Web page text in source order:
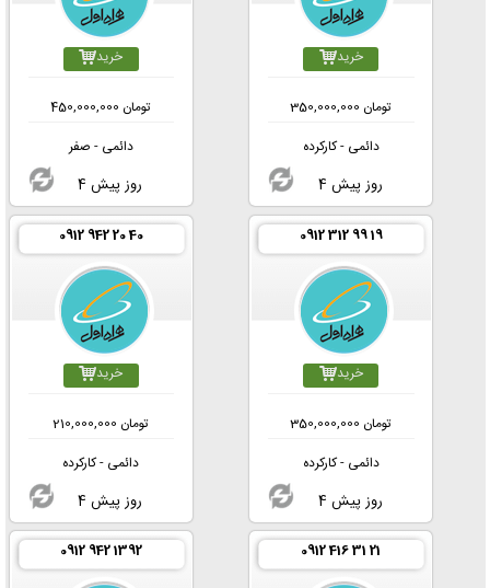
خرید
350,000,000 تومان
دائمی - کارکرده
4 روز پیش
خرید
450,000,000 تومان
دائمی - صفر
4 روز پیش
0912 312 99 19
خرید
350,000,000 تومان
دائمی - کارکرده
4 روز پیش
0912 942 20 40
خرید
210,000,000 تومان
دائمی - کارکرده
4 روز پیش
0912 416 31 21
0912 942 1392